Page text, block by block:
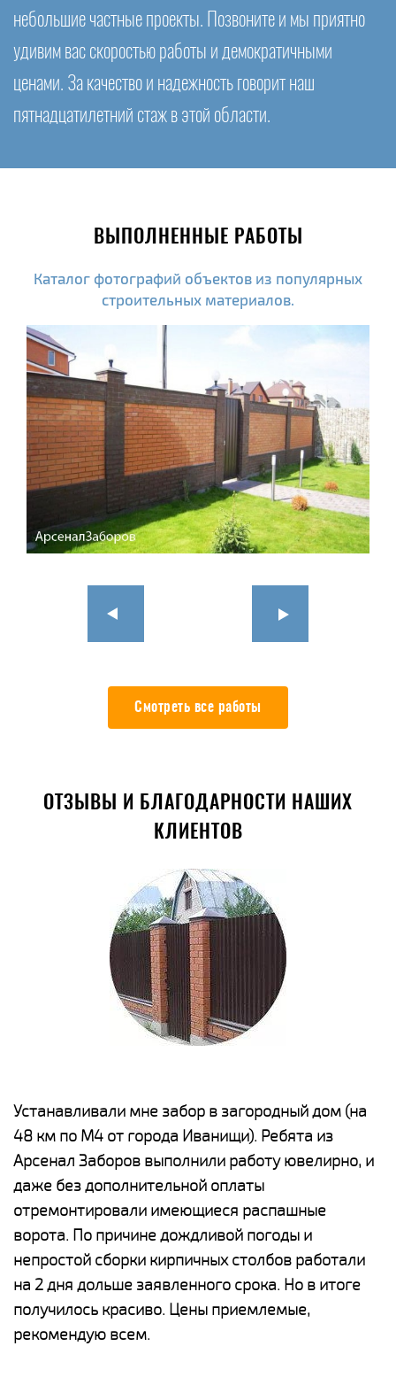
небольшие частные проекты. Позвоните и мы приятно
удивим вас скоростью работы и демократичными
ценами. За качество и надежность говорит наш
пятнадцатилетний стаж в этой области.
ВЫПОЛНЕННЫЕ РАБОТЫ
Каталог фотографий объектов из популярных
строительных материалов.
Смотреть все работы
ОТЗЫВЫ И БЛАГОДАРНОСТИ НАШИХ
КЛИЕНТОВ
Устанавливали мне забор в загородный дом (на
48 км по М4 от города Иванищи). Ребята из
Арсенал Заборов выполнили работу ювелирно, и
даже без дополнительной оплаты
отремонтировали имеющиеся распашные
ворота. По причине дождливой погоды и
непростой сборки кирпичных столбов работали
на 2 дня дольше заявленного срока. Но в итоге
получилось красиво. Цены приемлемые,
рекомендую всем.